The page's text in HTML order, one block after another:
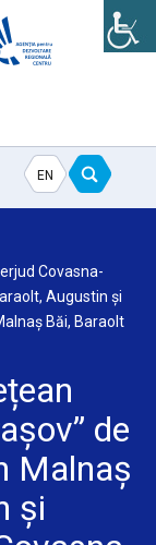
EN
Covasna-
Augustin și
Băi, Baraolt
de
Malnaș
și